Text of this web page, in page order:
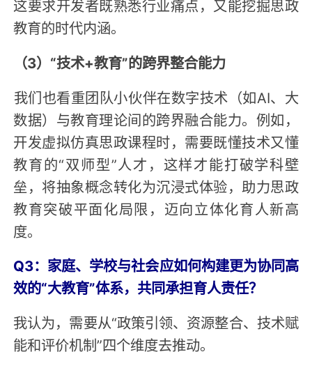
这要求开发者既熟悉行业痛点，又能挖掘思政
教育的时代内涵。
（3）“技术+教育”的跨界整合能力
‌我们也看重团队小伙伴在数字技术（如AI、大
数据）与教育理论间的跨界融合能力。例如，
开发虚拟仿真思政课程时，需要既懂技术又懂
教育的“双师型”人才，这样才能打破学科壁
垒，将抽象概念转化为沉浸式体验，助力思政
教育突破平面化局限，迈向立体化育人新高
度。
Q3：家庭、学校与社会应如何构建更为协同高
效的“大教育”体系，共同承担育人责任？
我认为，需要从“政策引领、资源整合、技术赋
能和评价机制”四个维度去推动。